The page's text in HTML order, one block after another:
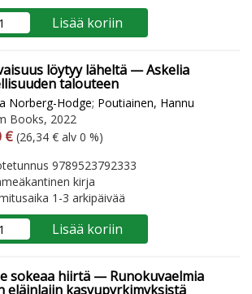
Lisää koriin
löytyy läheltä — Askelia
talouteen
Norberg-Hodge; Poutiainen, Hannu
Books, 2022
hinta
€ Arvonlisäveroton hinta
(26,34 € alv 0 %)
9789523792333
kirja
1-3 arkipäivää
Lisää koriin
sokeaa hiirtä — Runokuvaelmia
eläinlajin kasvupyrkimyksistä